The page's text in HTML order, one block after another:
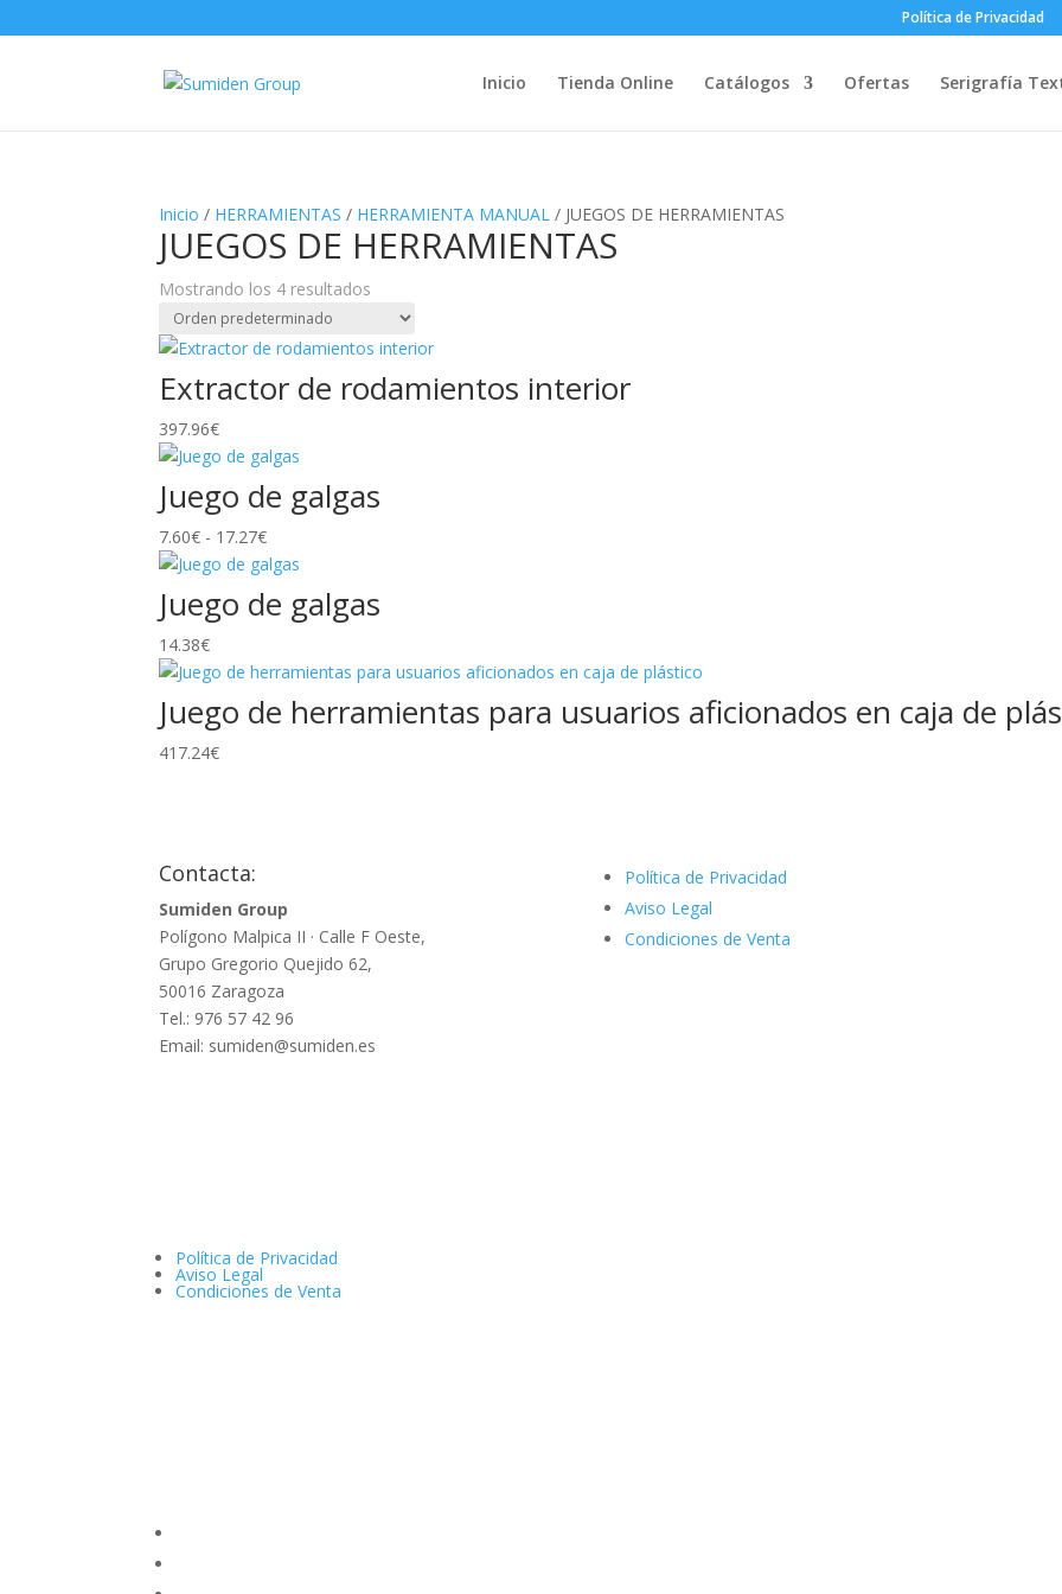
Política de Privacidad
Inicio Tienda Online Catálogos Ofertas Serigrafía
Inicio / HERRAMIENTAS / HERRAMIENTA MANUAL / JUEGOS DE HERRAMIENTAS
JUEGOS DE HERRAMIENTAS
Mostrando los 4 resultados
Extractor de rodamientos interior
397.96€
Juego de galgas
7.60€ - 17.27€Rango
de
desde
hasta
17.27€
Juego de galgas
14.38€
Juego de herramientas para usuarios aficionados en caja de
417.24€
Contacta:
Sumiden Group
Polígono Malpica II · Calle F Oeste,
Grupo Gregorio Quejido 62,
50016 Zaragoza
Tel.: 976 57 42 96
Email: sumiden@sumiden.es
Política de Privacidad
Aviso Legal
Condiciones de Venta
Política de Privacidad
Aviso Legal
Condiciones de Venta